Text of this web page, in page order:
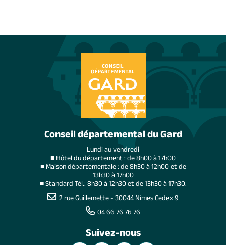
Conseil départemental du Gard
Lundi au vendredi
■ Hôtel du département : de 8h00 à 17h00
■ Maison départementale : de 8h30 à 12h00 et de
13h30 à 17h00
■ Standard Tél.: 8h30 à 12h30 et de 13h30 à 17h30.
2 rue Guillemette - 30044 Nîmes Cedex 9
04 66 76 76 76
Suivez-nous